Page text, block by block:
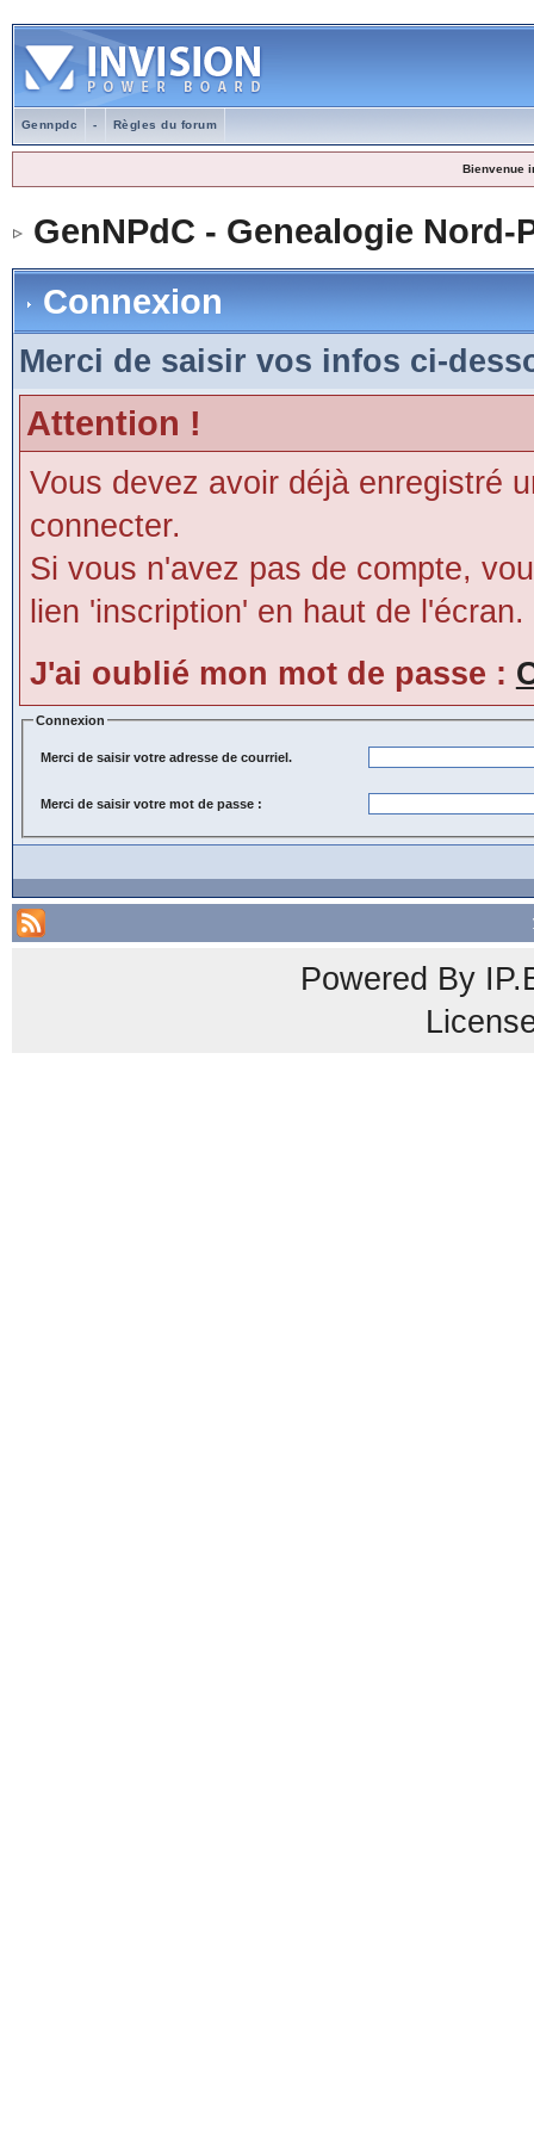
Gennpdc - Règles du forum
Bienvenue
GenNPdC - Genealogie Nord-
Connexion
Merci de saisir vos infos ci-
Attention !
Vous devez avoir déjà enregistré
connecter.
Si vous n'avez pas de compte,
lien 'inscription' en haut de l'écran.
J'ai oublié mon mot de passe :
Connexion
Merci de saisir votre adresse de courriel.
Merci de saisir votre mot de passe :
Powered By